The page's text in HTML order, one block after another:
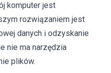
komputer jest
rozwiązaniem jest
danych i odzyskanie
nie ma narzędzia
plików.